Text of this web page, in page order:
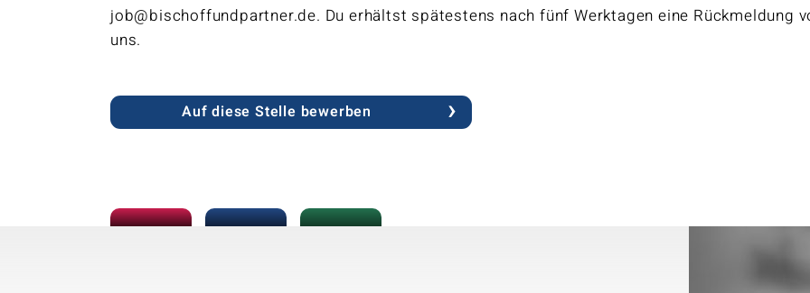
job@bischoffundpartner.de. Du erhältst spätestens nach fünf Werktagen eine Rückmeldung
uns.
Auf diese Stelle bewerben